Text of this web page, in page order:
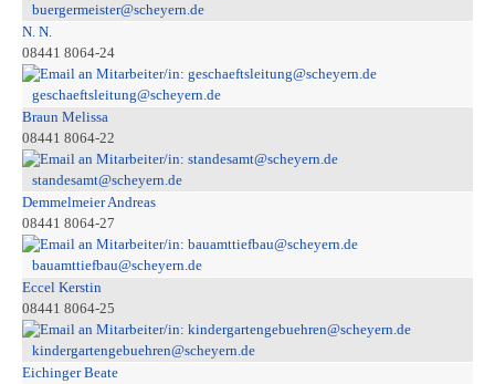
buergermeister@scheyern.de
N. N.
08441 8064-24
geschaeftsleitung@scheyern.de
Braun Melissa
08441 8064-22
standesamt@scheyern.de
Demmelmeier Andreas
08441 8064-27
bauamttiefbau@scheyern.de
Eccel Kerstin
08441 8064-25
kindergartengebuehren@scheyern.de
Eichinger Beate